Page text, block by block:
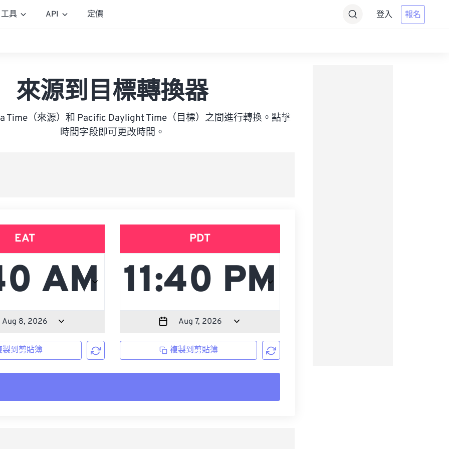
工具 API 定價 登入 報名
來源到目標轉換器
Time（來源）和 Pacific Daylight Time（目標）之間進行轉換。點擊
時間字段即可更改時間。
EAT
製到剪貼簿
PDT
複製到剪貼簿